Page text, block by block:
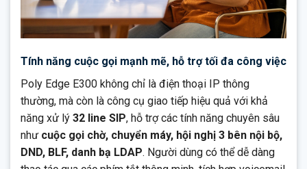
Tính năng cuộc gọi mạnh mẽ, hỗ trợ tối đa công việc
Poly Edge E300 không chỉ là điện thoại IP thông
thường, mà còn là công cụ giao tiếp hiệu quả với khả
năng xử lý 32 line SIP, hỗ trợ các tính năng chuyên sâu
như cuộc gọi chờ, chuyển máy, hội nghị 3 bên nội bộ,
DND, BLF, danh bạ LDAP. Người dùng có thể dễ dàng